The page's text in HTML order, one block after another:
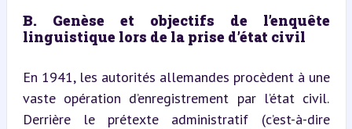
B. Genèse et objectifs de l’enquête
linguistique lors de la prise d’état civil
En 1941, les autorités allemandes procèdent à une
vaste opération d’enregistrement par l’état civil.
Derrière le prétexte administratif (c’est-à-dire